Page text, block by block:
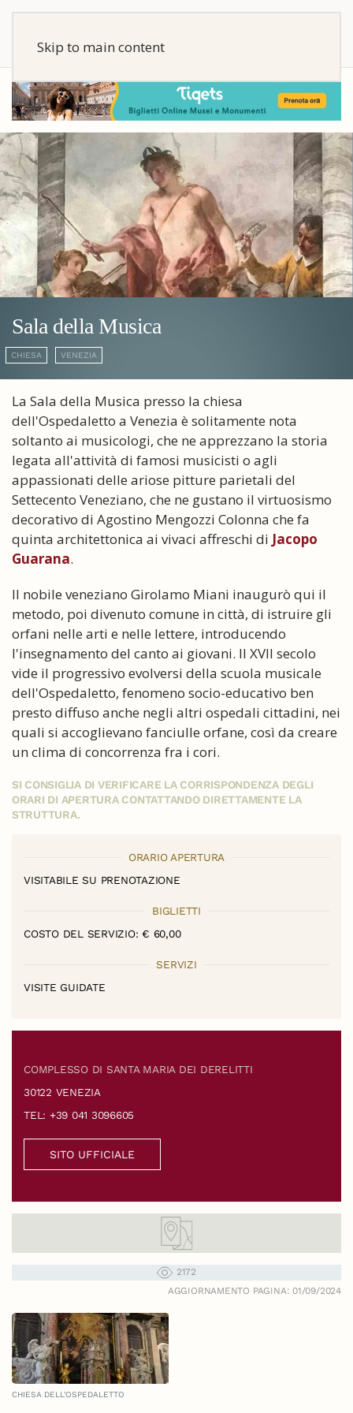
Skip to main content
Sala della Musica
CHIESA VENEZIA
La Sala della Musica presso la chiesa
dell'Ospedaletto a Venezia è solitamente nota
soltanto ai musicologi, che ne apprezzano la storia
legata all'attività di famosi musicisti o agli
appassionati delle ariose pitture parietali del
Settecento Veneziano, che ne gustano il virtuosismo
decorativo di Agostino Mengozzi Colonna che fa
quinta architettonica ai vivaci affreschi di Jacopo
Guarana.
Il nobile veneziano Girolamo Miani inaugurò qui il
metodo, poi divenuto comune in città, di istruire gli
orfani nelle arti e nelle lettere, introducendo
l'insegnamento del canto ai giovani. Il XVII secolo
vide il progressivo evolversi della scuola musicale
dell'Ospedaletto, fenomeno socio-educativo ben
presto diffuso anche negli altri ospedali cittadini, nei
quali si accoglievano fanciulle orfane, così da creare
un clima di concorrenza fra i cori.
SI CONSIGLIA DI VERIFICARE LA CORRISPONDENZA DEGLI
ORARI DI APERTURA CONTATTANDO DIRETTAMENTE LA
STRUTTURA.
ORARIO APERTURA
VISITABILE SU PRENOTAZIONE
BIGLIETTI
COSTO DEL SERVIZIO: € 60,00
SERVIZI
VISITE GUIDATE
COMPLESSO DI SANTA MARIA DEI DERELITTI
30122 VENEZIA
TEL: +39 041 3096605
SITO UFFICIALE
2172
AGGIORNAMENTO PAGINA: 01/09/2024
CHIESA DELL'OSPEDALETTO